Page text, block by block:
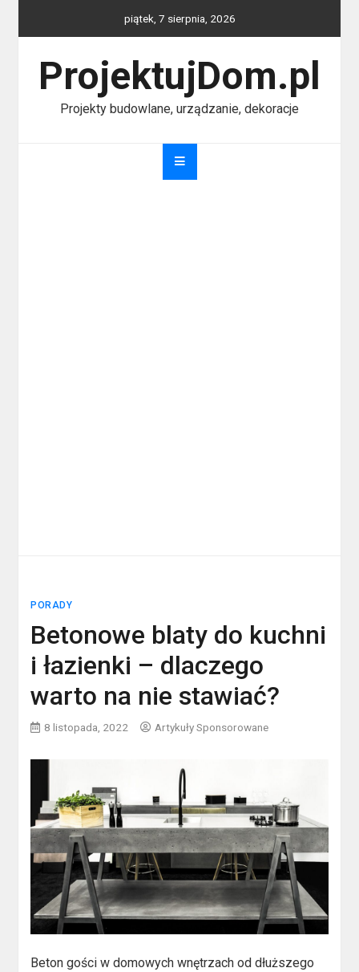
piątek, 7 sierpnia, 2026
ProjektujDom.pl
Projekty budowlane, urządzanie, dekoracje
PORADY
Betonowe blaty do kuchni
i łazienki – dlaczego
warto na nie stawiać?
8 listopada, 2022 Artykuły Sponsorowane
Beton gości w domowych wnętrzach od dłuższego